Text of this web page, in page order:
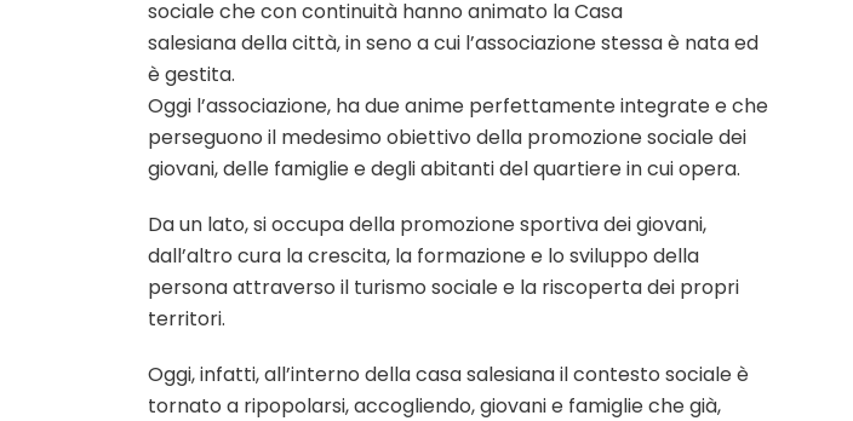
sociale che con continuità hanno animato la Casa
salesiana della città, in seno a cui l’associazione stessa è nata ed
è gestita.
Oggi l’associazione, ha due anime perfettamente integrate e che
perseguono il medesimo obiettivo della promozione sociale dei
giovani, delle famiglie e degli abitanti del quartiere in cui opera.
Da un lato, si occupa della promozione sportiva dei giovani,
dall’altro cura la crescita, la formazione e lo sviluppo della
persona attraverso il turismo sociale e la riscoperta dei propri
territori.
Oggi, infatti, all’interno della casa salesiana il contesto sociale è
tornato a ripopolarsi, accogliendo, giovani e famiglie che già,